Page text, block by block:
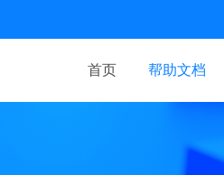
首页 帮助文档